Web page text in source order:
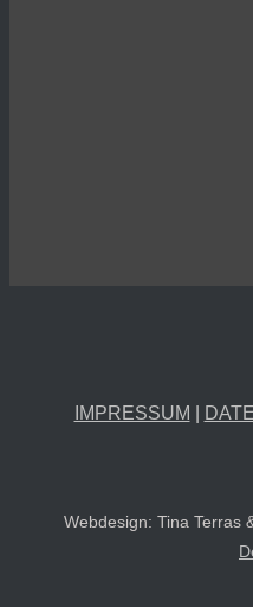
IMPRESSUM
Webdesign: Tina Terras